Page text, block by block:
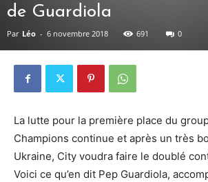
de Guardiola
Par Léo - 6 novembre 2018 691 0
La lutte pour la première place du
Champions continue et après un très
Ukraine, City voudra faire le doublé
Voici ce qu’en dit Pep Guardiola,